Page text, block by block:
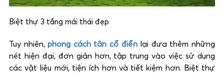
Biệt thự 3 tầng mái thái đẹp
Tuy nhiên,phong cách tân cổ điểnlại đưa thêm những
nét hiện đại, đơn giản hơn, tập trung vào việc sử dụng
các vật liệu mới, tiện ích hơn và tiết kiệm hơn. Biệt thự